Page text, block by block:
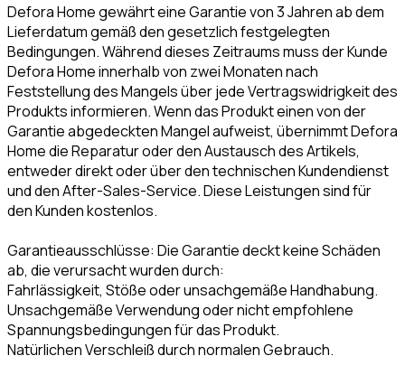
Defora Home gewährt eine Garantie von 3 Jahren ab dem
Lieferdatum gemäß den gesetzlich festgelegten
Bedingungen. Während dieses Zeitraums muss der Kunde
Defora Home innerhalb von zwei Monaten nach
Feststellung des Mangels über jede Vertragswidrigkeit des
Produkts informieren. Wenn das Produkt einen von der
Garantie abgedeckten Mangel aufweist, übernimmt Defora
Home die Reparatur oder den Austausch des Artikels,
entweder direkt oder über den technischen Kundendienst
und den After-Sales-Service. Diese Leistungen sind für
den Kunden kostenlos.
Garantieausschlüsse: Die Garantie deckt keine Schäden
ab, die verursacht wurden durch:
Fahrlässigkeit, Stöße oder unsachgemäße Handhabung.
Unsachgemäße Verwendung oder nicht empfohlene
Spannungsbedingungen für das Produkt.
Natürlichen Verschleiß durch normalen Gebrauch.